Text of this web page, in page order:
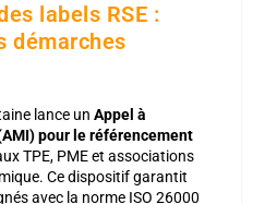
labels RSE :
démarches
lance unAppel à
pour le référencement
TPE, PME et associations
Ce dispositif garantit
avec la norme ISO 26000